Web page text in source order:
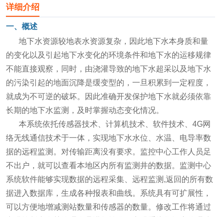
详细介绍
一、概述
地下水资源较地表水资源复杂，因此地下水本身质和量
的变化以及引起地下水变化的环境条件和地下水的运移规律
不能直接观察，同时，由浇灌导致的地下水超采以及地下水
的污染引起的地面沉降是缓变型的，一旦积累到一定程度，
就成为不可逆的破坏。因此准确开发保护地下水就必须依靠
长期的地下水监测，及时掌握动态变化情况。
本系统依托传感器技术、计算机技术、软件技术、4G网
络无线通信技术于一体，实现地下水水位、水温、电导率数
据的远程监测。对传输距离没有要求。监控中心工作人员足
不出户，就可以查看本地区内所有监测井的数据。监测中心
系统软件能够实现数据的远程采集、远程监测,返回的所有数
据进入数据库，生成各种报表和曲线。系统具有可扩展性，
可以方便地增减测站数量和传感器的数量。修改工作将通过